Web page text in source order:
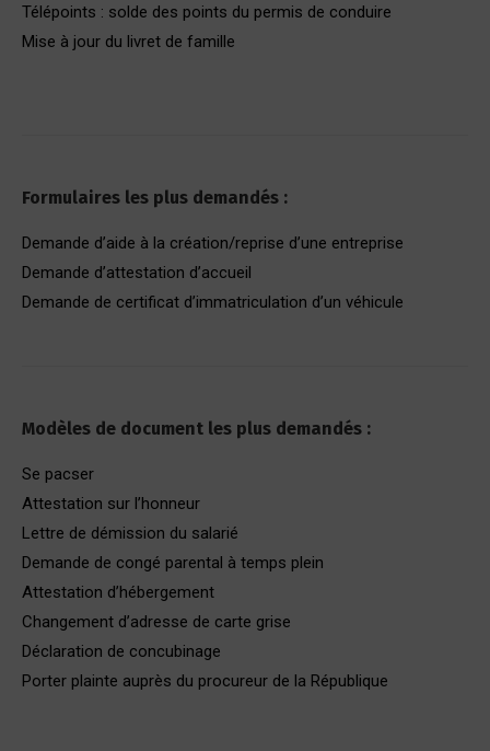
Télépoints : solde des points du permis de conduire
Mise à jour du livret de famille
Formulaires les plus demandés :
Demande d’aide à la création/reprise d’une entreprise
Demande d’attestation d’accueil
Demande de certificat d’immatriculation d’un véhicule
Modèles de document les plus demandés :
Se pacser
Attestation sur l’honneur
Lettre de démission du salarié
Demande de congé parental à temps plein
Attestation d’hébergement
Changement d’adresse de carte grise
Déclaration de concubinage
Porter plainte auprès du procureur de la République